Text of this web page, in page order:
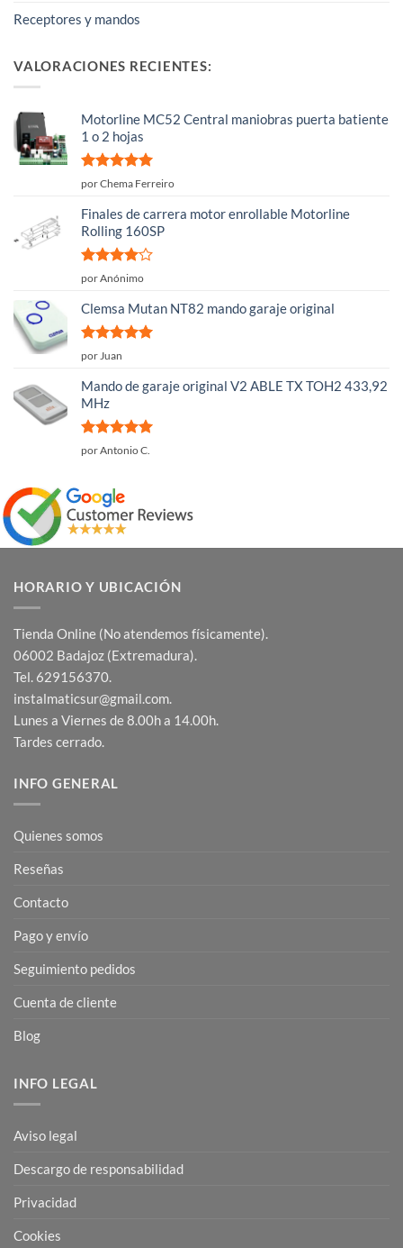
Receptores y mandos
VALORACIONES RECIENTES:
Motorline MC52 Central maniobras puerta batiente
1 o 2 hojas
Valorado
por Chema Ferreiro
Finales de carrera motor enrollable Motorline
Rolling 160SP
Valorado
5
por Anónimo
Clemsa Mutan NT82 mando garaje original
Valorado
por Juan
Mando de garaje original V2 ABLE TX TOH2 433,92
MHz
Valorado
por Antonio C.
HORARIO Y UBICACIÓN
Tienda Online (No atendemos físicamente).
06002 Badajoz (Extremadura).
Tel. 629156370.
instalmaticsur@gmail.com.
Lunes a Viernes de 8.00h a 14.00h.
Tardes cerrado.
INFO GENERAL
Quienes somos
Reseñas
Contacto
Pago y envío
Seguimiento pedidos
Cuenta de cliente
Blog
INFO LEGAL
Aviso legal
Descargo de responsabilidad
Privacidad
Cookies